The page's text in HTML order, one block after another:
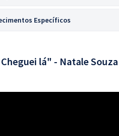
Específicos
lá" - Natale Souza